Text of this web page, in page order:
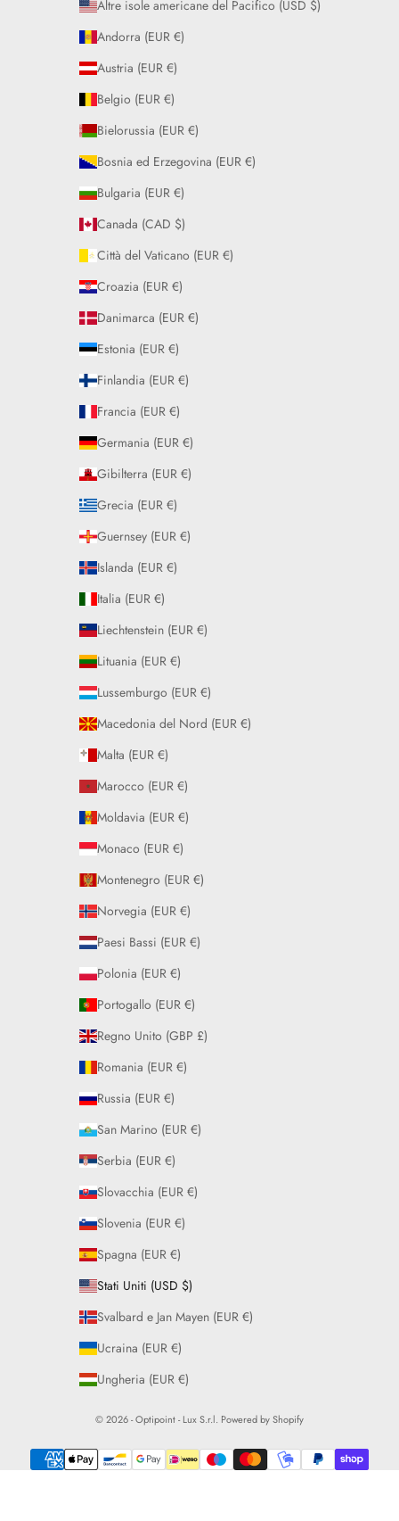
Altre isole americane del Pacifico (USD $)
Andorra (EUR €)
Austria (EUR €)
Belgio (EUR €)
Bielorussia (EUR €)
Bosnia ed Erzegovina (EUR €)
Bulgaria (EUR €)
Canada (CAD $)
Città del Vaticano (EUR €)
Croazia (EUR €)
Danimarca (EUR €)
Estonia (EUR €)
Finlandia (EUR €)
Francia (EUR €)
Germania (EUR €)
Gibilterra (EUR €)
Grecia (EUR €)
Guernsey (EUR €)
Islanda (EUR €)
Italia (EUR €)
Liechtenstein (EUR €)
Lituania (EUR €)
Lussemburgo (EUR €)
Macedonia del Nord (EUR €)
Malta (EUR €)
Marocco (EUR €)
Moldavia (EUR €)
Monaco (EUR €)
Montenegro (EUR €)
Norvegia (EUR €)
Paesi Bassi (EUR €)
Polonia (EUR €)
Portogallo (EUR €)
Regno Unito (GBP £)
Romania (EUR €)
Russia (EUR €)
San Marino (EUR €)
Serbia (EUR €)
Slovacchia (EUR €)
Slovenia (EUR €)
Spagna (EUR €)
Stati Uniti (USD $)
Svalbard e Jan Mayen (EUR €)
Ucraina (EUR €)
Ungheria (EUR €)
© 2026 - Optipoint - Lux S.r.l. Powered by Shopify